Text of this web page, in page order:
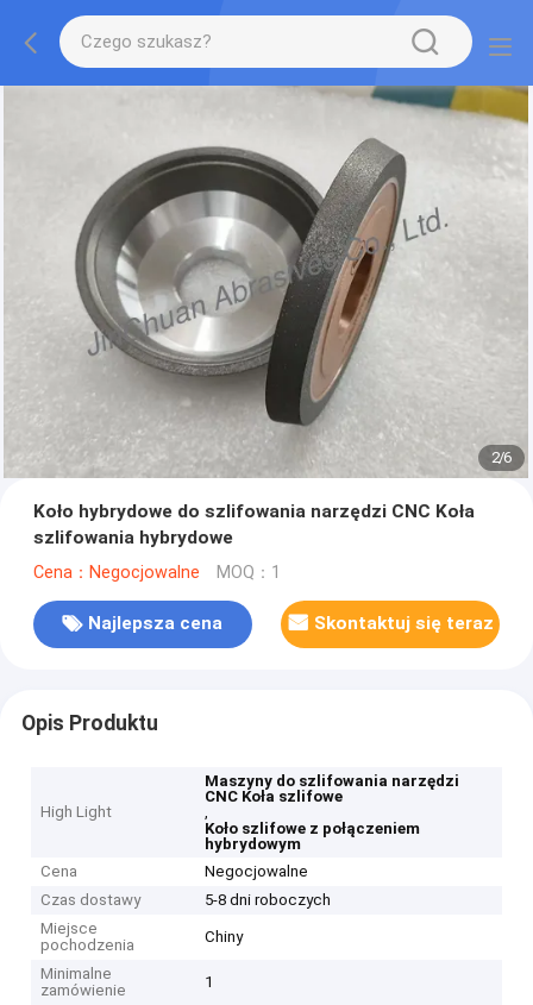
2/6
Koło hybrydowe do szlifowania narzędzi CNC Koła
szlifowania hybrydowe
Cena：Negocjowalne MOQ：1
Najlepsza cena Skontaktuj się teraz
Opis Produktu
High Light
Maszyny do szlifowania narzędzi
CNC Koła szlifowe
,
Koło szlifowe z połączeniem
hybrydowym
Cena
Negocjowalne
Czas dostawy
5-8 dni roboczych
Miejsce
pochodzenia
Chiny
Minimalne
zamówienie
1